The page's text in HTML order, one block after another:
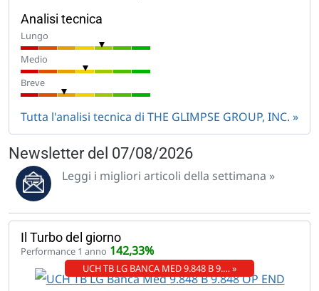
Analisi tecnica
Lungo
Medio
Breve
Tutta l'analisi tecnica di THE GLIMPSE GROUP, INC.
Newsletter del 07/08/2026
Leggi i migliori articoli della settimana »
Il Turbo del giorno
Performance 1 anno 142,33%
UCH TB LG BANCA MED 9.848 B 9.… »